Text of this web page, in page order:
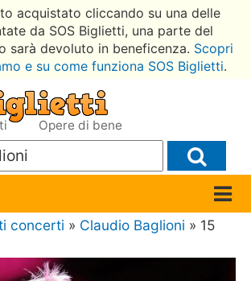
acquistato cliccando su una delle
da SOS Biglietti, una parte del
sarà devoluto in beneficenza. Scopri
e su come funziona SOS Biglietti.
Opere di bene
concerti » Claudio Baglioni » 15